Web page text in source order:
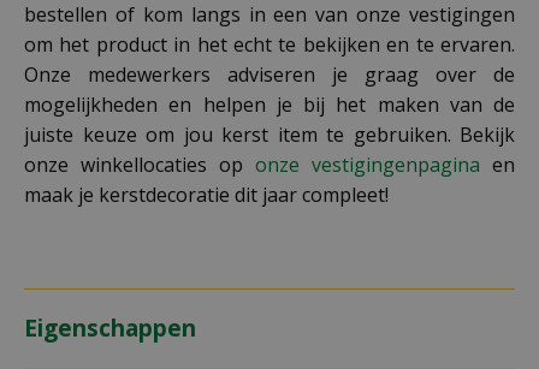
bestellen of kom langs in een van onze vestigingen
om het product in het echt te bekijken en te ervaren.
Onze medewerkers adviseren je graag over de
mogelijkheden en helpen je bij het maken van de
juiste keuze om jou kerst item te gebruiken. Bekijk
onze winkellocaties op onze vestigingenpagina en
maak je kerstdecoratie dit jaar compleet!
Eigenschappen